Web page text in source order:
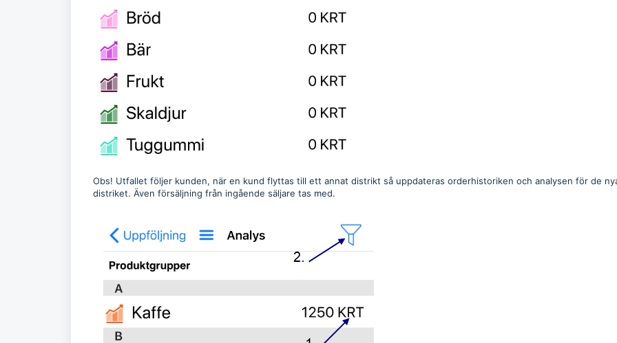
Obs! Utfallet följer kunden, när en kund flyttas till ett annat distrikt så uppdateras orderhistoriken och analysen för de
distriket. Även försäljning från ingående säljare tas med.